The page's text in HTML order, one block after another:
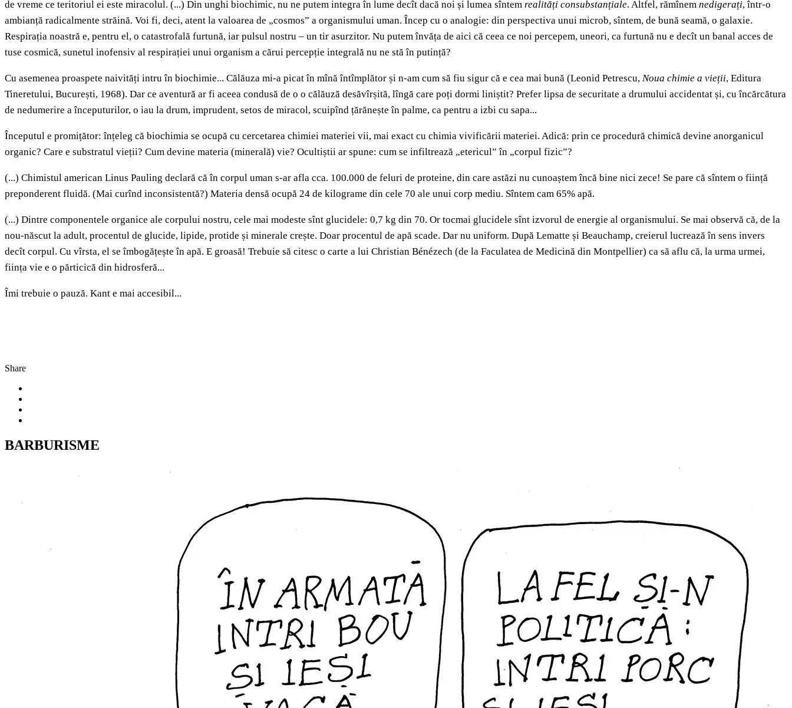
de vreme ce teritoriul ei este miracolul. (...) Din unghi biochimic, nu ne putem integra în lume decît dacă noi și lumea sîntem realități consubstanțiale. Altfel, rămînem nedigerați, într-o
ambianță radicalmente străină. Voi fi, deci, atent la valoarea de „cosmos” a organismului uman. Încep cu o analogie: din perspectiva unui microb, sîntem, de bună seamă, o galaxie.
Respirația noastră e, pentru el, o catastrofală furtună, iar pulsul nostru – un tir asurzitor. Nu putem învăța de aici că ceea ce noi percepem, uneori, ca furtună nu e decît un banal acces de
tuse cosmică, sunetul inofensiv al respirației unui organism a cărui percepție integrală nu ne stă în putință?
Cu asemenea proaspete naivități intru în biochimie... Călăuza mi-a picat în mînă întîmplător și n-am cum să fiu sigur că e cea mai bună (Leonid Petrescu, Noua chimie a vieții, Editura
Tineretului, București, 1968). Dar ce aventură ar fi aceea condusă de o o călăuză desăvîrșită, lîngă care poți dormi liniștit? Prefer lipsa de securitate a drumului accidentat și, cu încărcătura
de nedumerire a începuturilor, o iau la drum, imprudent, setos de miracol, scuipînd țărănește în palme, ca pentru a izbi cu sapa...
Începutul e promițător: înțeleg că biochimia se ocupă cu cercetarea chimiei materiei vii, mai exact cu chimia vivificării materiei. Adică: prin ce procedură chimică devine anorganicul
organic? Care e substratul vieții? Cum devine materia (minerală) vie? Ocultiștii ar spune: cum se infiltrează „etericul” în „corpul fizic”?
(...) Chimistul american Linus Pauling declară că în corpul uman s-ar afla cca. 100.000 de feluri de proteine, din care astăzi nu cunoaștem încă bine nici zece! Se pare că sîntem o ființă
preponderent fluidă. (Mai curînd inconsistentă?) Materia densă ocupă 24 de kilograme din cele 70 ale unui corp mediu. Sîntem cam 65% apă.
(...) Dintre componentele organice ale corpului nostru, cele mai modeste sînt glucidele: 0,7 kg din 70. Or tocmai glucidele sînt izvorul de energie al organismului. Se mai observă că, de la
nou-născut la adult, procentul de glucide, lipide, protide și minerale crește. Doar procentul de apă scade. Dar nu uniform. După Lematte și Beauchamp, creierul lucrează în sens invers
decît corpul. Cu vîrsta, el se îmbogățește în apă. E groasă! Trebuie să citesc o carte a lui Christian Bénézech (de la Faculatea de Medicină din Montpellier) ca să aflu că, la urma urmei,
ființa vie e o părticică din hidrosferă...
Îmi trebuie o pauză. Kant e mai accesibil...
Share
BARBURISME